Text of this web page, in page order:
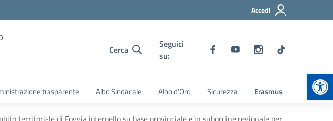
Accedi
Cerca
Seguici
su:
trasparente Albo Sindacale Albo d’Oro Sicurezza Erasmus
territoriale di Foggia interpello su base provinciale e in subordine regionale per